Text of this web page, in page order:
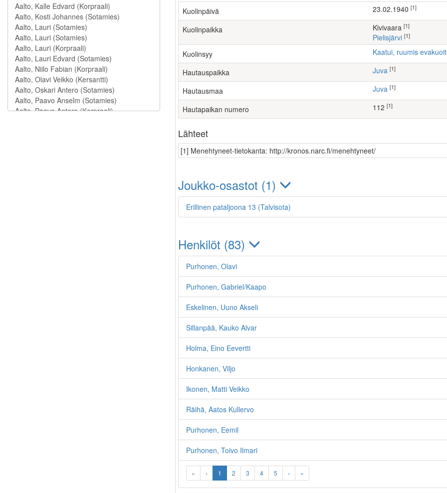
Kuolinpäivä 23.02.1940 [1]
Kuolinpaikka Kivivaara [1]
Pielisjärvi [1]
Kuolinsyy Kaatui, ruumis
Hautauspaikka Juva [1]
Hautausmaa Juva [1]
Hautapaikan numero 112 [1]
Lähteet
[1] Menehtyneet-tietokanta: http://kronos.narc.fi/menehtyneet/
Joukko-osastot (1)
Erillinen pataljoona 13 (Talvisota)
Henkilöt (83)
Purhonen, Olavi
Purhonen, Gabriel/Kaapo
Eskelinen, Uuno Akseli
Sillanpää, Kauko Alvar
Holma, Eino Eevertti
Honkanen, Viljo
Ikonen, Matti Veikko
Räihä, Aatos Kullervo
Purhonen, Eemil
Purhonen, Toivo Ilmari
« ‹ 1 2 3 4 5 › »